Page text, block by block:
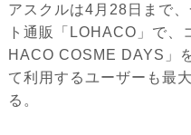
アスクルは4月28日まで
ト通販「LOHACO」で、
HACO COSME DAYS」
て利用するユーザーも最
る。